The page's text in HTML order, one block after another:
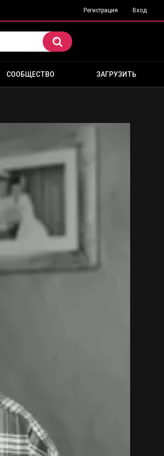
Регистрация Вход
СООБЩЕСТВО ЗАГРУЗИТЬ